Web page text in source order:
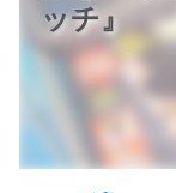
ッチ』